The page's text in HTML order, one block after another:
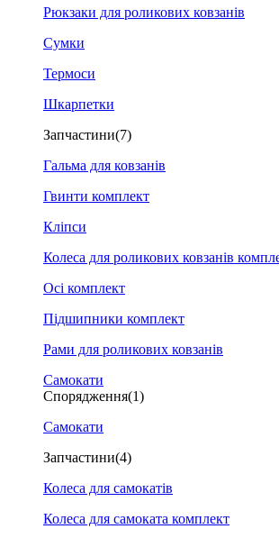
Рюкзаки для роликових ковзанів
Сумки
Термоси
Шкарпетки
Запчастини(7)
Гальма для ковзанів
Гвинти комплект
Кліпси
Колеса для роликових ковзанів
Осі комплект
Підшипники комплект
Рами для роликових ковзанів
Самокати
Спорядження(1)
Самокати
Запчастини(4)
Колеса для самокатів
Колеса для самоката комплект